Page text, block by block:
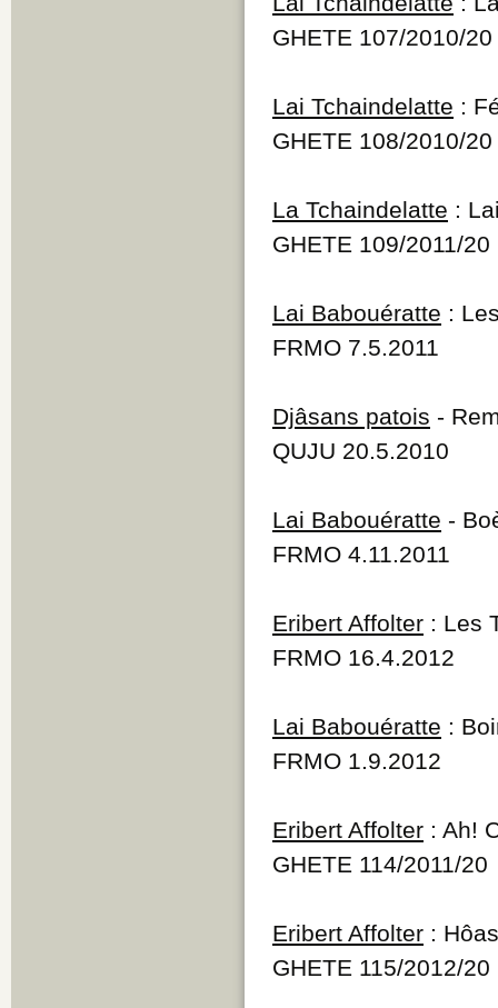
GHETE 107/2010/20
Lai Tchaindelatte :
GHETE 108/2010/20
La Tchaindelatte :
GHETE 109/2011/20
Lai Babouératte :
FRMO 7.5.2011
Djâsans patois -
QUJU 20.5.2010
Lai Babouératte -
FRMO 4.11.2011
Eribert Affolter : Les
FRMO 16.4.2012
Lai Babouératte :
FRMO 1.9.2012
Eribert Affolter : Ah!
GHETE 114/2011/20
Eribert Affolter :
GHETE 115/2012/20